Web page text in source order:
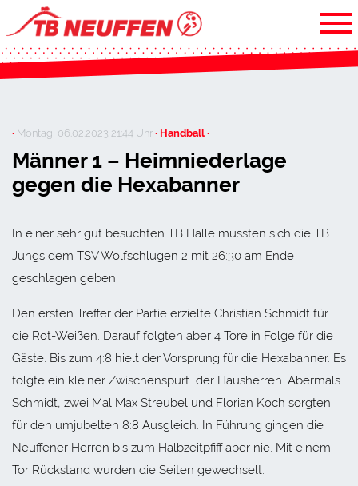
· Montag, 06.02.2023 21:44 Uhr· Handball ·
Männer 1 – Heimniederlage
gegen die Hexabanner
In einer sehr gut besuchten TB Halle mussten sich die TB
Jungs dem TSV Wolfschlugen 2 mit 26:30 am Ende
geschlagen geben.
Den ersten Treffer der Partie erzielte Christian Schmidt für
die Rot-Weißen. Darauf folgten aber 4 Tore in Folge für die
Gäste. Bis zum 4:8 hielt der Vorsprung für die Hexabanner. Es
folgte ein kleiner Zwischenspurt der Hausherren. Abermals
Schmidt, zwei Mal Max Streubel und Florian Koch sorgten
für den umjubelten 8:8 Ausgleich. In Führung gingen die
Neuffener Herren bis zum Halbzeitpfiff aber nie. Mit einem
Tor Rückstand wurden die Seiten gewechselt.